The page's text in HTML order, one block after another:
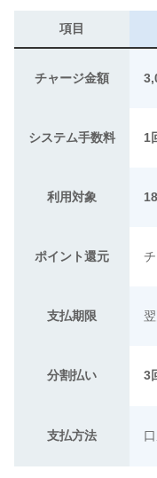
項目
チャージ金額
システム手数料 1
利用対象
ポイント還元
支払期限
分割払い 3
支払方法